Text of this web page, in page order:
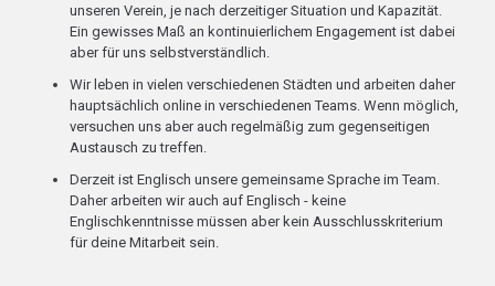
unseren Verein, je nach derzeitiger Situation und Kapazität.
Ein gewisses Maß an kontinuierlichem Engagement ist dabei
aber für uns selbstverständlich.
Wir leben in vielen verschiedenen Städten und arbeiten daher
hauptsächlich online in verschiedenen Teams. Wenn möglich,
versuchen uns aber auch regelmäßig zum gegenseitigen
Austausch zu treffen.
Derzeit ist Englisch unsere gemeinsame Sprache im Team.
Daher arbeiten wir auch auf Englisch - keine
Englischkenntnisse müssen aber kein Ausschlusskriterium
für deine Mitarbeit sein.